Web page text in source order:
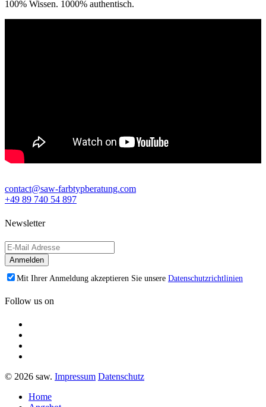
100% Wissen. 1000% authentisch.
contact@saw-farbtypberatung.com
+49 89 740 54 897
Newsletter
Mit Ihrer Anmeldung akzeptieren Sie unsere Datenschutzrichtlinien
Follow us on
© 2026 saw. Impressum Datenschutz
Home